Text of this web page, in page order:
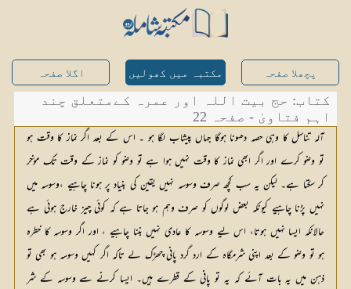
پچھلا صفحہ مکتبہ میں کھولیں اگلا صفحہ
کتاب: حج بیت اللہ اور عمرہ کےمتعلق چند
اہم فتاویٰ - صفحہ 22
آلہ تناسل کا وہی حصہ دھونا ہوگا جہاں پیشاب لگا ہو ۔ اس کے بعد اگر نماز کا وقت ہو
تو وضو کرے اور اگر ابھی نماز کا وقت نہیں ہوا ہے تو وضو کو نماز کے وقت تک مؤخر
کر سکتا ہے۔ لیکن یہ سب کچھ صرف وسوسہ نہیں یقین کی بنیاد پر ہونا چاہیے ،وسوسہ میں
نہیں پڑنا چاہیے کیونکہ بعض لوگوں کو صرف وہم ہو جاتا ہے کہ کوئی چیز خارج ہوئی ہے
حالانکہ ایسا نہیں ہوتا، اس لیے وسوسہ کا عادی نہیں بننا چاہیے ، اور اگر وسوسہ کا خطرہ
ہو تو وضو کے بعد اپنی شرمگاہ کے ارد گرد پانی چھڑک لے تاکہ اگر کہیں وسوسہ ہو بھی تو
ذہن میں یہ بات آئے کہ یہ تو پانی کے قطرے ہیں۔ ایسا کرنے سے وسوسہ کے شر